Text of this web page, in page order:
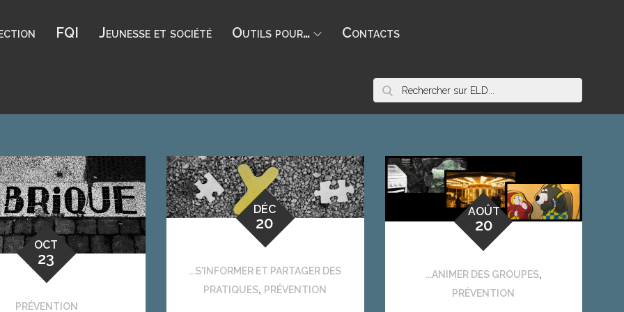
FQI Jeunesse et société Outils pour… Contacts
Item contacter
Rechercher:
OCT
23
PRÉVENTION
DÉC
20
...S'INFORMER ET PARTAGER DES
PRATIQUES, PRÉVENTION
AOÛT
20
...ANIMER DES GROUPES,
PRÉVENTION